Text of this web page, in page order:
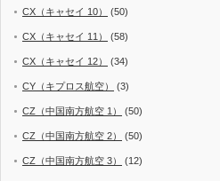
CX（キャセイ 10） (50)
CX（キャセイ 11） (58)
CX（キャセイ 12） (34)
CY（キプロス航空） (3)
CZ（中国南方航空 1） (50)
CZ（中国南方航空 2） (50)
CZ（中国南方航空 3） (12)